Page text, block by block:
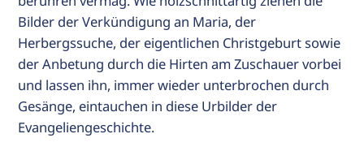
Bilder der Verkündigung an Maria, der
Herbergssuche, der eigentlichen Christgeburt sowie
der Anbetung durch die Hirten am Zuschauer vorbei
und lassen ihn, immer wieder unterbrochen durch
Gesänge, eintauchen in diese Urbilder der
Evangeliengeschichte.